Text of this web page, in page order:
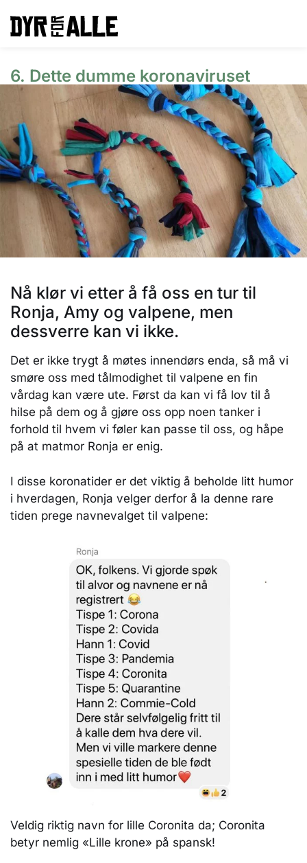
6. Dette dumme koronaviruset
Nå klør vi etter å få oss en tur til
Ronja, Amy og valpene, men
dessverre kan vi ikke.
Det er ikke trygt å møtes innendørs enda, så må vi
smøre oss med tålmodighet til valpene en fin
vårdag kan være ute. Først da kan vi få lov til å
hilse på dem og å gjøre oss opp noen tanker i
forhold til hvem vi føler kan passe til oss, og håpe
på at matmor Ronja er enig.
I disse koronatider er det viktig å beholde litt humor
i hverdagen, Ronja velger derfor å la denne rare
tiden prege navnevalget til valpene:
Veldig riktig navn for lille Coronita da; Coronita
betyr nemlig «Lille krone» på spansk!